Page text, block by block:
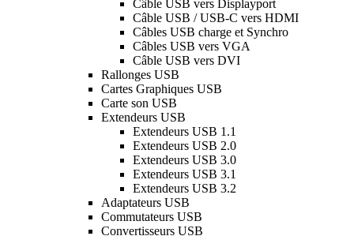
Câble USB vers Displayport
Câble USB / USB-C vers HDMI
Câbles USB charge et Synchro
Câbles USB vers VGA
Câble USB vers DVI
Rallonges USB
Cartes Graphiques USB
Carte son USB
Extendeurs USB
Extendeurs USB 1.1
Extendeurs USB 2.0
Extendeurs USB 3.0
Extendeurs USB 3.1
Extendeurs USB 3.2
Adaptateurs USB
Commutateurs USB
Convertisseurs USB